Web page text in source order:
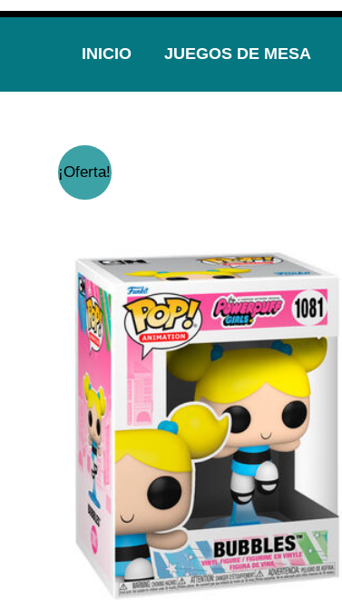
INICIO JUEGOS DE MESA
¡Oferta!